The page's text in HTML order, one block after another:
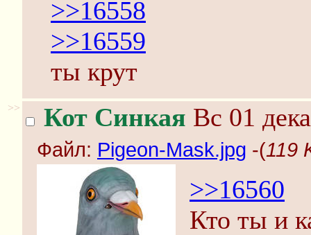
>>16558
>>16559
ты крут
>> Кот Синкая Вс 01
Файл: Pigeon-Mask.jpg -(119
>>16560
Кто ты и